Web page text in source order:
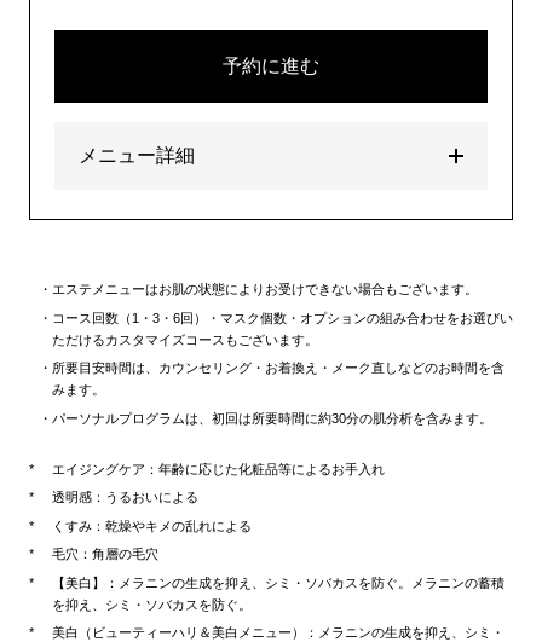
予約に進む
メニュー詳細
エステメニューはお肌の状態によりお受けできない場合もございます。
コース回数（1・3・6回）・マスク個数・オプションの組み合わせをお選びい
ただけるカスタマイズコースもございます。
所要目安時間は、カウンセリング・お着換え・メーク直しなどのお時間を含
みます。
パーソナルプログラムは、初回は所要時間に約30分の肌分析を含みます。
エイジングケア：年齢に応じた化粧品等によるお手入れ
透明感：うるおいによる
くすみ：乾燥やキメの乱れによる
毛穴：角層の毛穴
【美白】：メラニンの生成を抑え、シミ・ソバカスを防ぐ。メラニンの蓄積
を抑え、シミ・ソバカスを防ぐ。
美白（ビューティーハリ＆美白メニュー）：メラニンの生成を抑え、シミ・